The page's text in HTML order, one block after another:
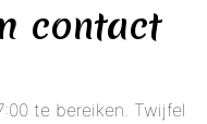
contact
te bereiken. Twijfel